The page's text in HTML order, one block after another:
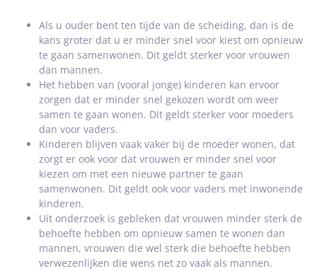
Als u ouder bent ten tijde van de scheiding, dan is de
kans groter dat u er minder snel voor kiest om opnieuw
te gaan samenwonen. Dit geldt sterker voor vrouwen
dan mannen.
Het hebben van (vooral jonge) kinderen kan ervoor
zorgen dat er minder snel gekozen wordt om weer
samen te gaan wonen. Dit geldt sterker voor moeders
dan voor vaders.
Kinderen blijven vaak vaker bij de moeder wonen, dat
zorgt er ook voor dat vrouwen er minder snel voor
kiezen om met een nieuwe partner te gaan
samenwonen. Dit geldt ook voor vaders met inwonende
kinderen.
Uit onderzoek is gebleken dat vrouwen minder sterk de
behoefte hebben om opnieuw samen te wonen dan
mannen, vrouwen die wel sterk die behoefte hebben
verwezenlijken die wens net zo vaak als mannen.